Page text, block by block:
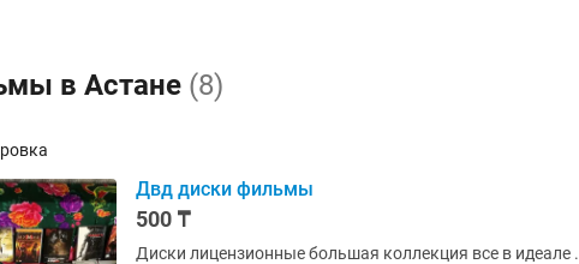
в Астане (8)
Двд диски фильмы
500 ₸
Диски лицензионные большая коллекция все в идеале .